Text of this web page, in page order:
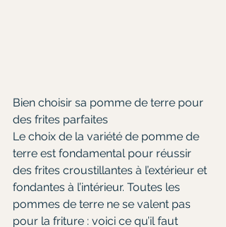
Bien choisir sa pomme de terre pour
des frites parfaites
Le choix de la variété de pomme de
terre est fondamental pour réussir
des frites croustillantes à l’extérieur et
fondantes à l’intérieur. Toutes les
pommes de terre ne se valent pas
pour la friture : voici ce qu’il faut